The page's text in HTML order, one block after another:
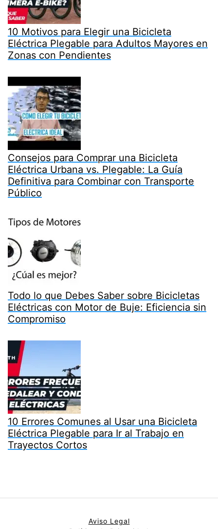
10 Motivos para Elegir una Bicicleta
Eléctrica Plegable para Adultos Mayores en
Zonas con Pendientes
Consejos para Comprar una Bicicleta
Eléctrica Urbana vs. Plegable: La Guía
Definitiva para Combinar con Transporte
Público
Todo lo que Debes Saber sobre Bicicletas
Eléctricas con Motor de Buje: Eficiencia sin
Compromiso
10 Errores Comunes al Usar una Bicicleta
Eléctrica Plegable para Ir al Trabajo en
Trayectos Cortos
Aviso Legal